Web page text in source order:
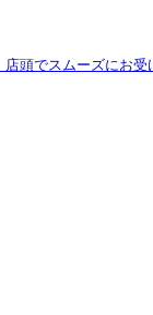
頭でスムーズにお受